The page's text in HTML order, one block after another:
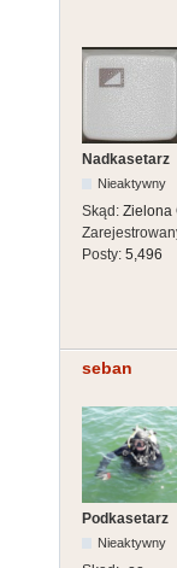
Nadkasetarz
Nieaktywny
Skąd: Zielona
Posty: 5,496
seban
Podkasetarz
Nieaktywny